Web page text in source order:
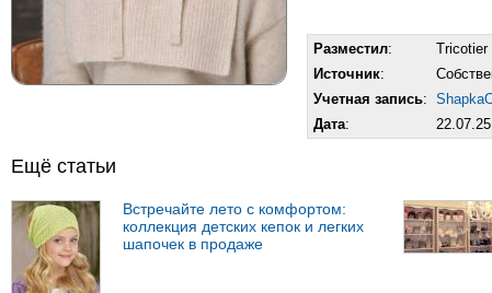
Разместил:
Tricotier
Источник:
Учетная запись:
Дата: 22.07.25
Ещё статьи
Встречайте лето с комфортом:
коллекция детских кепок и легких
шапочек в продаже